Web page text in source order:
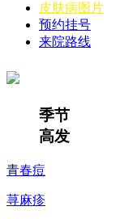
皮肤病图片
预约挂号
来院路线
季节
高发
青春痘
荨麻疹